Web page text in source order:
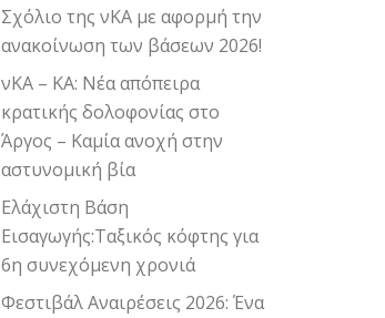
Σχόλιο της νΚΑ με αφορμή την
ανακοίνωση των βάσεων 2026!
νΚΑ – ΚΑ: Νέα απόπειρα
κρατικής δολοφονίας στο
Άργος – Καμία ανοχή στην
αστυνομική βία
Ελάχιστη Βάση
Εισαγωγής:Ταξικός κόφτης για
6η συνεχόμενη χρονιά
Φεστιβάλ Αναιρέσεις 2026: Ένα